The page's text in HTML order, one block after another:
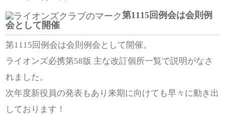
第1115回例会は会則例
会として開催
第1115回例会は会則例会として開催。
ライオンズ必携第58版 主な改訂個所一覧で説明がなさ
れました。
次年度新役員の発表もあり来期に向けても早々に動き出
しております！